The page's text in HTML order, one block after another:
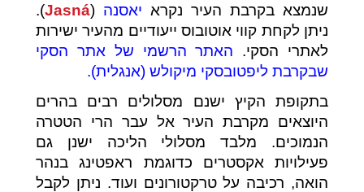
שנמצא בקרבת העיר נקרא יאסנה (
Jasná
).
ניתן לקחת קווי אוטובוס ייעודיים מהעיר ישירות
לאתרי הסקי. האתר הרשמי של אתר הסקי
שבקרבת ליפטובסקי מיקולש (אנגלית).
בתקופת הקיץ ישנם מסלולים רבים בהרים
היוצאים מקרבת העיר אל עבר הרי הטטרה
הנמוכים. מלבד מסלולי הליכה ישנן גם
פעילויות אקסטרים כדוגמת ראפטינג בנהר
הואה, רכיבה על טרקטורונים ועוד. ניתן לקבל